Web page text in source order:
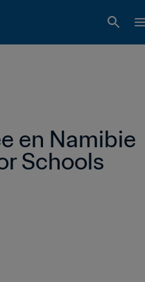
en Namibie
Schools